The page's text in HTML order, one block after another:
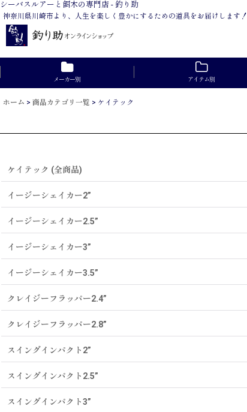
シーバスルアーと餌木の専門店 - 釣り助
神奈川県川崎市より、人生を楽しく豊かにするための道具をお届けします！
メーカー別 アイテム別
ホーム > 商品カテゴリ一覧 > ケイテック
ケイテック (全商品)
イージーシェイカー2”
イージーシェイカー2.5”
イージーシェイカー3”
イージーシェイカー3.5”
クレイジーフラッパー2.4”
クレイジーフラッパー2.8”
スイングインパクト2”
スイングインパクト2.5”
スイングインパクト3”